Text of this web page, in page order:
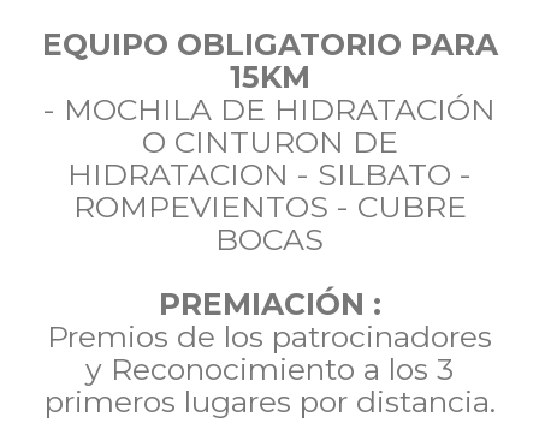
EQUIPO OBLIGATORIO PARA
15KM
- MOCHILA DE HIDRATACIÓN
O CINTURON DE
HIDRATACION - SILBATO -
ROMPEVIENTOS - CUBRE
BOCAS
PREMIACIÓN :
Premios de los patrocinadores
y Reconocimiento a los 3
primeros lugares por distancia.